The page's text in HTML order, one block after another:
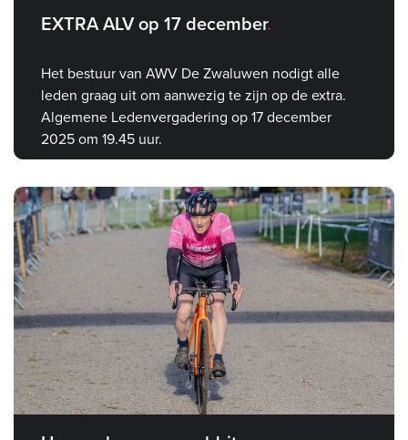
EXTRA ALV op 17 december
Het bestuur van AWV De Zwaluwen nodigt alle
leden graag uit om aanwezig te zijn op de extra.
Algemene Ledenvergadering op 17 december
2025 om 19.45 uur.